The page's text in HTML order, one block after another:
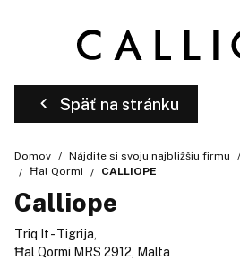
Späť na stránku
Domov Nájdite si svoju najbližšiu firmu
Ħal Qormi
CALLIOPE
Calliope
Triq It - Tigrija,
Ħal Qormi MRS 2912, Malta